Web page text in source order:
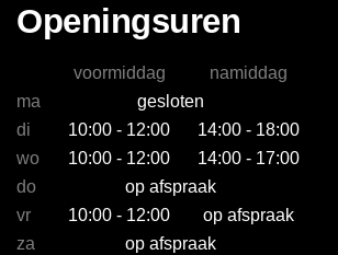
Openingsuren
voormiddag
namiddag
ma
gesloten
di
10:00 - 12:00
14:00 - 18:00
wo
10:00 - 12:00
14:00 - 17:00
do
op afspraak
vr
10:00 - 12:00
op afspraak
za
op afspraak